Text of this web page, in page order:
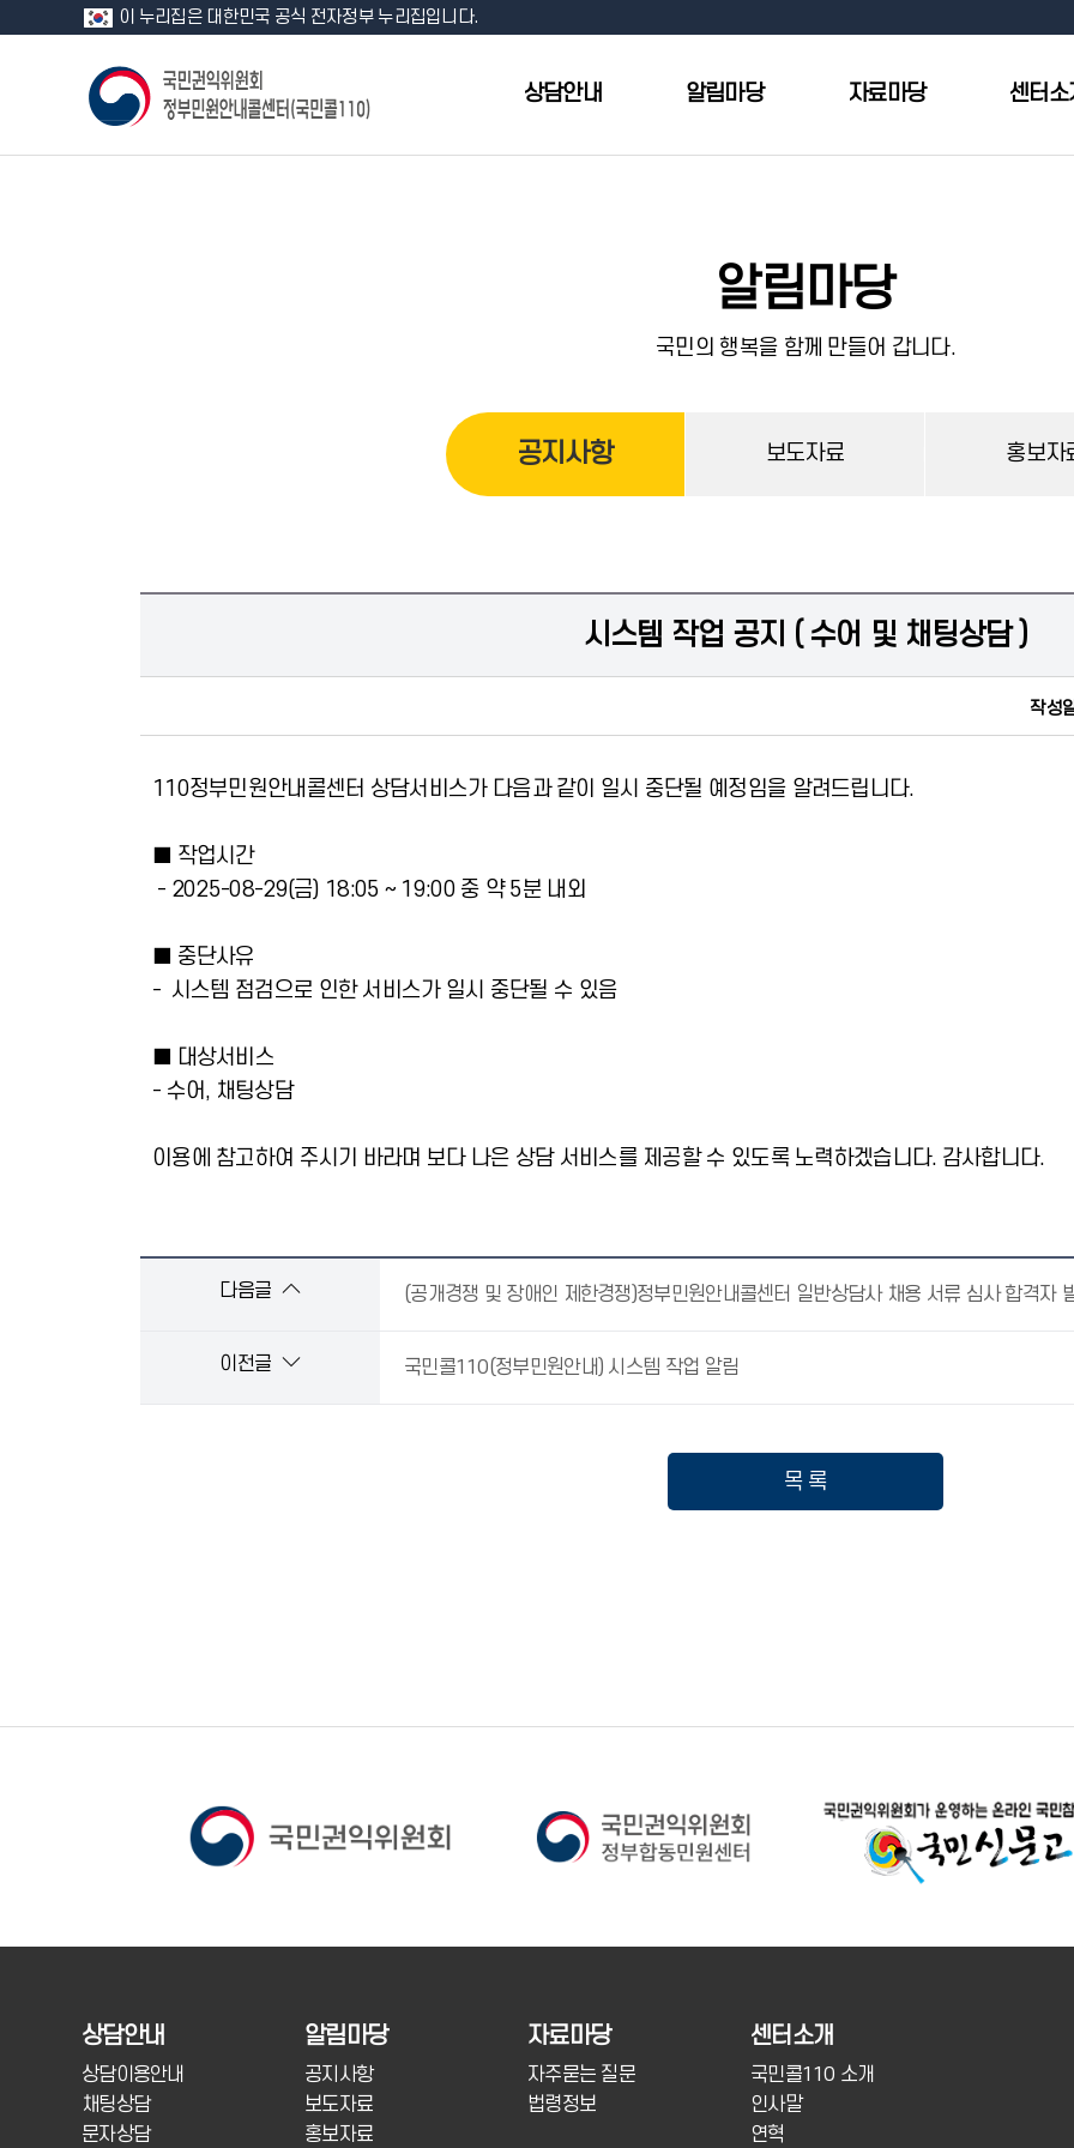
이 누리집은 대한민국 공식 전자정부 누리집입니다.
상담안내 알림마당 자료마당 센터소
알림마당
국민의 행복을 함께 만들어 갑니다.
공지사항 보도자료 홍보자
시스템 작업 공지 ( 수어 및 채팅상담 )
작성
110정부민원안내콜센터 상담서비스가 다음과 같이 일시 중단될 예정임을 알려드립니다.
■ 작업시간
- 2025-08-29(금) 18:05 ~ 19:00 중 약 5분 내외
■ 중단사유
- 시스템 점검으로 인한 서비스가 일시 중단될 수 있음
■ 대상서비스
- 수어, 채팅상담
이용에 참고하여 주시기 바라며 보다 나은 상담 서비스를 제공할 수 있도록 노력하겠습니다. 감사합니다.
다음글
이전글 국민콜110(정부민원안내) 시스템 작업 알림
목 록
상담안내
상담이용안내
채팅상담
문자상담
알림마당
공지사항
보도자료
홍보자료
자료마당
자주묻는 질문
법령정보
센터소개
국민콜110 소개
인사말
연혁